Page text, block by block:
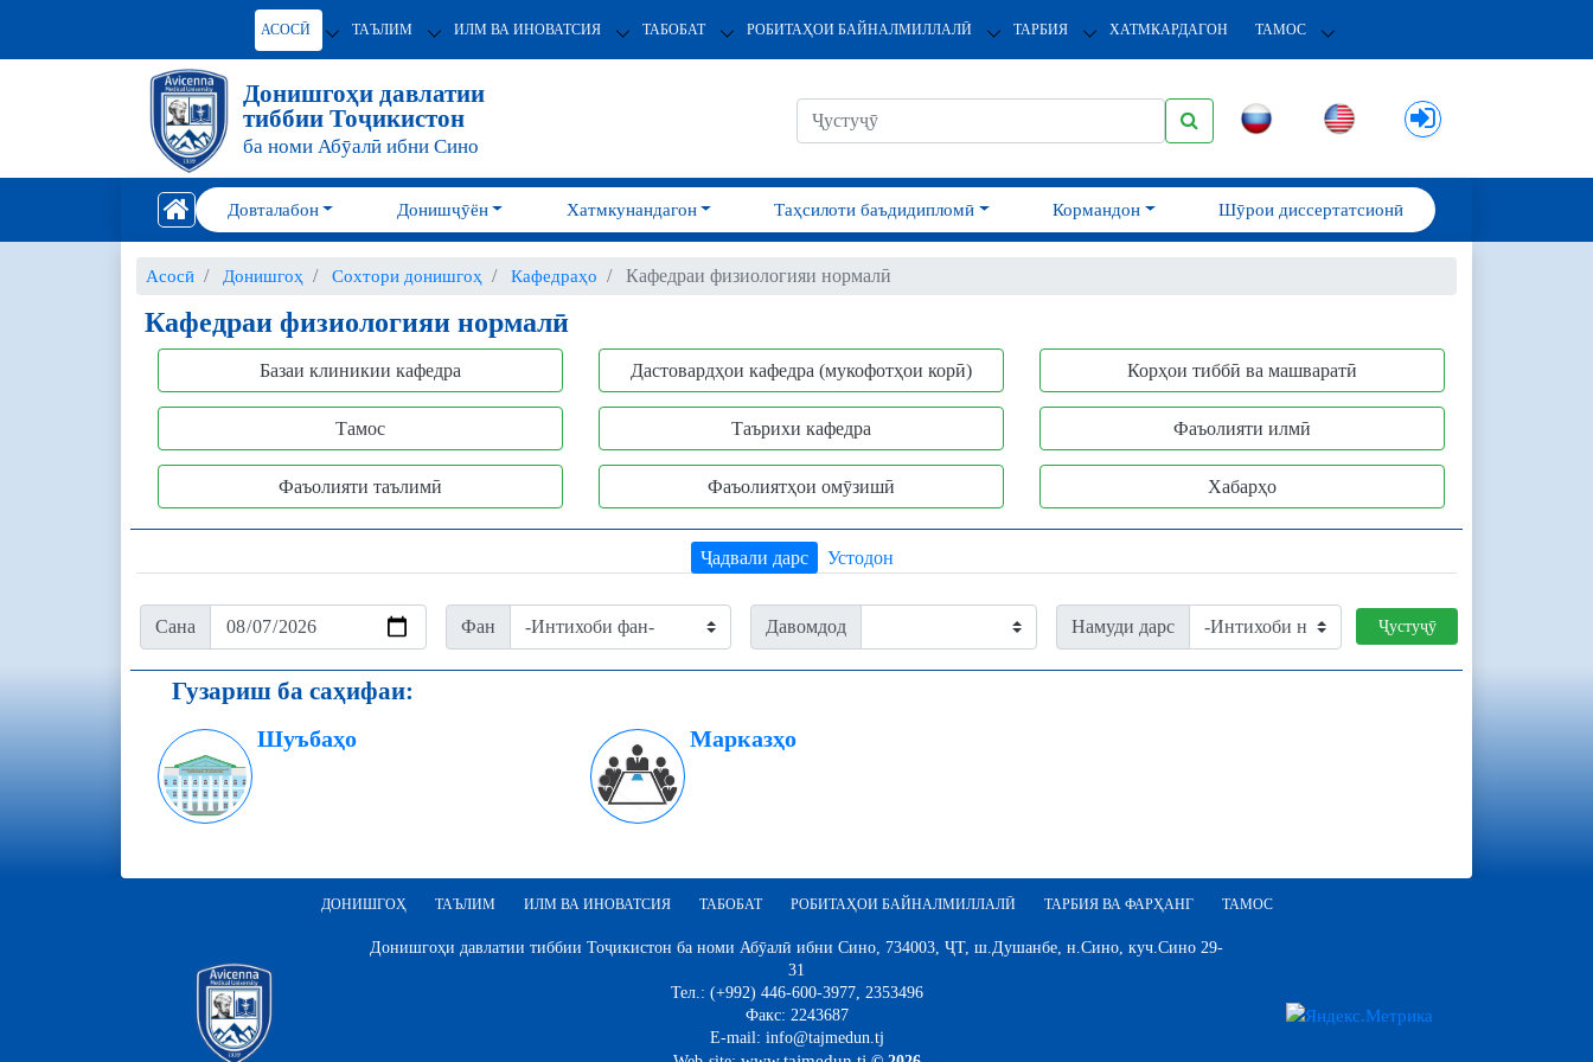
АСОСӢ ТАЪЛИМ ИЛМ ВА ИНОВАТСИЯ ТАБОБАТ РОБИТАҲОИ БАЙНАЛМИЛЛАЛӢ ТАРБИЯ ХАТМКАРДАГОН ТАМОС
Донишгоҳи давлатии
тиббии Тоҷикистон
ба номи Абӯалӣ ибни Сино
Довталабон Донишҷӯён Хатмкунандагон Таҳсилоти баъдидипломӣ Кормандон Шӯрои диссертатсионӣ
Асосӣ Донишгоҳ Сохтори донишгоҳ Кафедраҳо Кафедраи физиологияи нормалӣ
Кафедраи физиологияи нормалӣ
Базаи клиникии кафедра Дастовардҳои кафедра (мукофотҳои корӣ) Корҳои тиббӣ ва машваратӣ
Тамос Таърихи кафедра Фаъолияти илмӣ
Фаъолияти таълимӣ Фаъолиятҳои омӯзишӣ Хабарҳо
Ҷадвали дарс Устодон
Сана Фан Давомдод Намуди дарс Ҷустуҷӯ
Гузариш ба саҳифаи:
Шуъбаҳо Марказҳо
ДОНИШГОҲ ТАЪЛИМ ИЛМ ВА ИНОВАТСИЯ ТАБОБАТ РОБИТАҲОИ БАЙНАЛМИЛЛАЛӢ ТАРБИЯ ВА ФАРҲАНГ ТАМОС
Донишгоҳи давлатии тиббии Тоҷикистон ба номи Абӯалӣ ибни Сино, 734003, ҶТ, ш.Душанбе, н.Сино, куч.Сино 29-
31
Тел.: (+992) 446-600-3977, 2353496
Факс: 2243687
E-mail: info@tajmedun.tj